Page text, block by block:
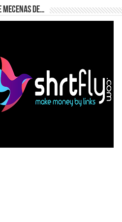
Mecenas de…